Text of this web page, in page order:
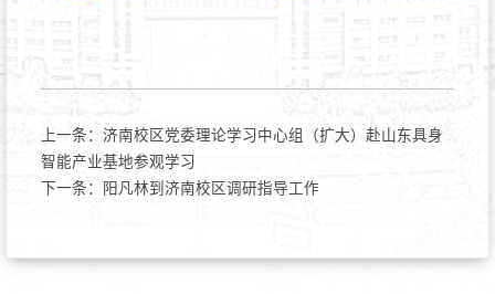
上一条： 济南校区党委理论学习中心组（扩大）赴山东具身
智能产业基地参观学习
下一条：
阳凡林到济南校区调研指导工作